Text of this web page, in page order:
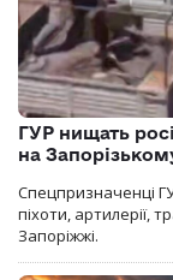
ГУР нищать
на
Спецпризначенці
піхоти, артилерії,
Запоріжжі.